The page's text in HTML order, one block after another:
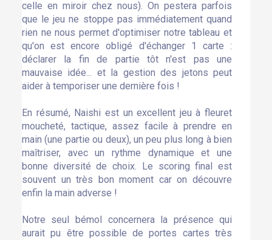
celle en miroir chez nous). On pestera parfois
que le jeu ne stoppe pas immédiatement quand
rien ne nous permet d'optimiser notre tableau et
qu'on est encore obligé d'échanger 1 carte :
déclarer la fin de partie tôt n'est pas une
mauvaise idée... et la gestion des jetons peut
aider à temporiser une dernière fois !
En résumé, Naishi est un excellent jeu à fleuret
moucheté, tactique, assez facile à prendre en
main (une partie ou deux), un peu plus long à bien
maîtriser, avec un rythme dynamique et une
bonne diversité de choix. Le scoring final est
souvent un très bon moment car on découvre
enfin la main adverse !
Notre seul bémol concernera la présence qui
aurait pu être possible de portes cartes très